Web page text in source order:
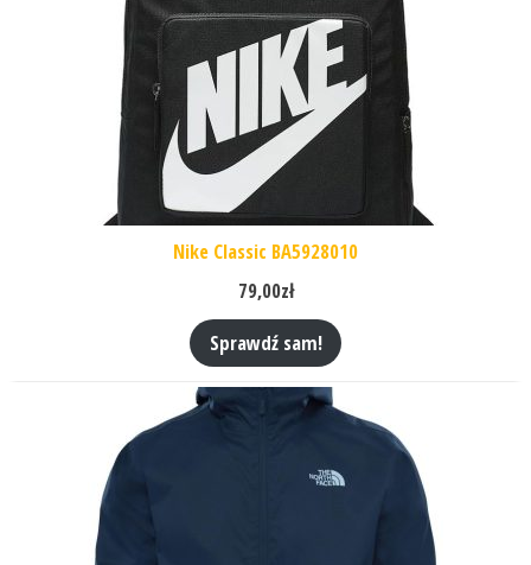
Nike Classic BA5928010
79,00zł
Sprawdź sam!